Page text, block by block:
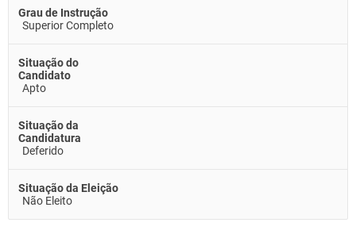
Grau de Instrução
Superior Completo
Situação do
Candidato
Apto
Situação da
Candidatura
Deferido
Situação da Eleição
Não Eleito